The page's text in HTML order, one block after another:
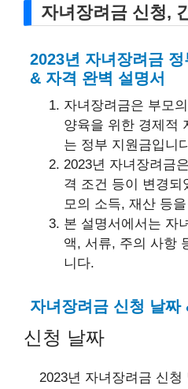
자녀장려금 신청,
2023년 자녀장려금
& 자격 완벽 설명서
자녀장려금은 부모
양육을 위한 경제적
는 정부 지원금입니
2023년 자녀장려금
격 조건 등이 변경되
모의 소득, 재산 등
본 설명서에서는 자
액, 서류, 주의 사항
니다.
자녀장려금 신청 날짜
신청 날짜
2023년 자녀장려금 신청